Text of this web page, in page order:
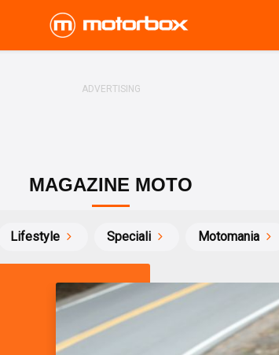
MAGAZINE MOTO
Lifestyle Speciali Motomania